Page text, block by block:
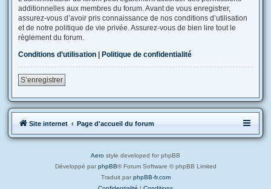
additionnelles aux membres du forum. Avant de vous enregistrer,
assurez-vous d’avoir pris connaissance de nos conditions d’utilisation
et de notre politique de vie privée. Assurez-vous de bien lire tout le
règlement du forum.
Conditions d’utilisation | Politique de confidentialité
S’enregistrer
Site internet Page d'accueil du forum
Aero style developed for phpBB
Développé par phpBB® Forum Software © phpBB Limited
Traduit par phpBB-fr.com